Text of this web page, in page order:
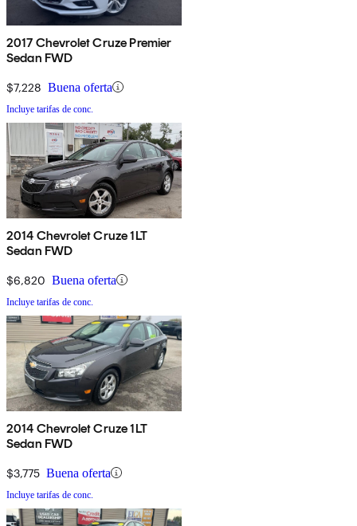
2017 Chevrolet Cruze Premier
Sedan FWD
$7,228 Buena oferta
Incluye tarifas de conc.
2014 Chevrolet Cruze 1LT
Sedan FWD
$6,820 Buena oferta
Incluye tarifas de conc.
2014 Chevrolet Cruze 1LT
Sedan FWD
$3,775 Buena oferta
Incluye tarifas de conc.